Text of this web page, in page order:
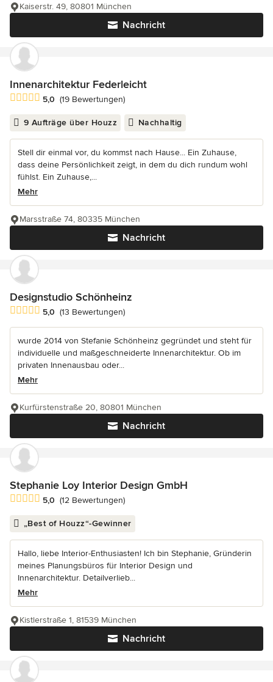
Nachricht
Kaiserstr. 49, 80801 München
Innenarchitektur Federleicht
Durchschnittliche Bewertung: 5 von 5 Sternen
5,0 (19 Bewertungen)
9 Aufträge über Houzz Nachhaltig
Stell dir einmal vor, du kommst nach Hause... Ein Zuhause,
dass deine Persönlichkeit zeigt, in dem du dich rundum wohl
fühlst. Ein Zuhause,...
Mehr
Nachricht
Marsstraße 74, 80335 München
Designstudio Schönheinz
Durchschnittliche Bewertung: 5 von 5 Sternen
5,0 (13 Bewertungen)
wurde 2014 von Stefanie Schönheinz gegründet und steht für
individuelle und maßgeschneiderte Innenarchitektur. Ob im
privaten Innenausbau oder...
Mehr
Nachricht
Kurfürstenstraße 20, 80801 München
Stephanie Loy Interior Design GmbH
Durchschnittliche Bewertung: 5 von 5 Sternen
5,0 (12 Bewertungen)
„Best of Houzz“-Gewinner
Hallo, liebe Interior-Enthusiasten! Ich bin Stephanie, Gründerin
meines Planungsbüros für Interior Design und
Innenarchitektur. Detailverlieb...
Mehr
Nachricht
Kistlerstraße 1, 81539 München